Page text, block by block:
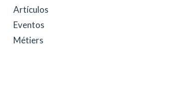
Artículos
Eventos
Métiers